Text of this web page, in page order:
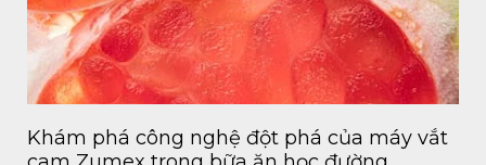
Khám phá công nghệ đột phá của máy vắt